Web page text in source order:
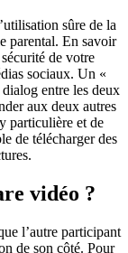
sûre de la
parental. En savoir
de votre
sociaux. Un «
entre les deux
aux deux autres
particulière et de
de télécharger des
vidéo ?
l’autre participant
de son côté. Pour